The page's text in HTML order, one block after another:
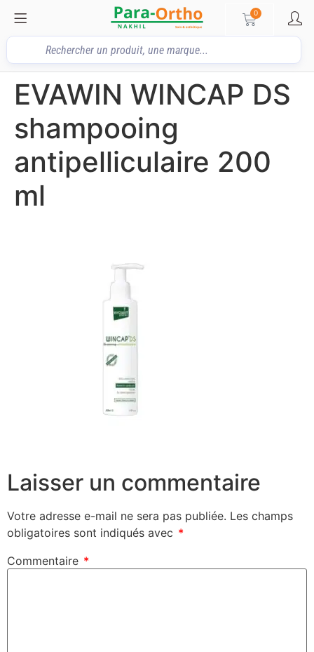
0
EVAWIN WINCAP DS
shampooing
antipelliculaire 200
ml
Laisser un commentaire
Votre adresse e-mail ne sera pas publiée. Les champs
obligatoires sont indiqués avec *
Commentaire *